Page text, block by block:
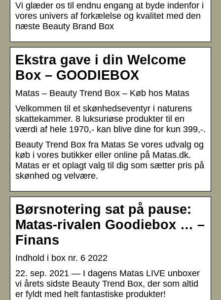
Vi glæder os til endnu engang at byde indenfor i
vores univers af forkælelse og kvalitet med den
næste Beauty Brand Box
Ekstra gave i din Welcome
Box – GOODIEBOX
Matas – Beauty Trend Box – Køb hos Matas
Velkommen til et skønhedseventyr i naturens
skattekammer. 8 luksuriøse produkter til en
værdi af hele 1970,- kan blive dine for kun 399,-.
Beauty Trend Box fra Matas Se vores udvalg og
køb i vores butikker eller online på Matas.dk.
Matas er et oplagt valg til dig som sætter pris på
skønhed og velvære.
Børsnotering sat på pause:
Matas-rivalen Goodiebox … –
Finans
Indhold i box nr. 6 2022
22. sep. 2021 — I dagens Matas LIVE unboxer
vi årets sidste Beauty Trend Box, der som altid
er fyldt med helt fantastiske produkter!